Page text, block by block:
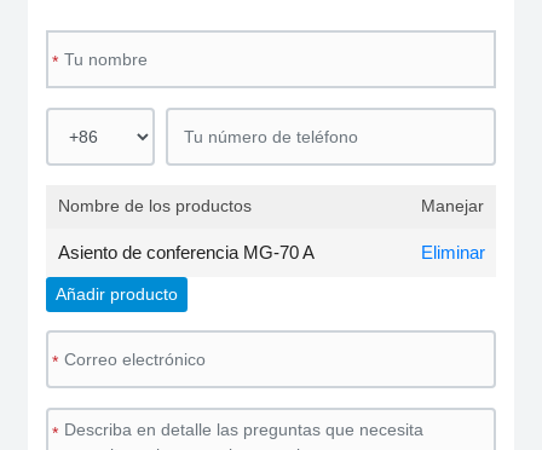
*
Nombre de los productos Manejar
Asiento de conferencia MG-70 A Eliminar
Añadir producto
*
*